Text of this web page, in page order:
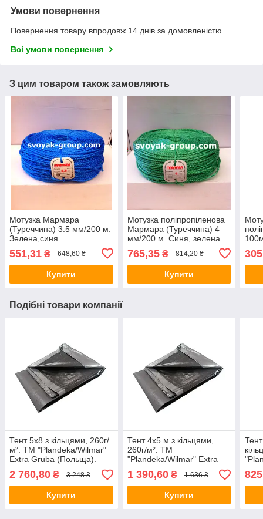
Умови повернення
Повернення товару впродовж 14 днів за домовленістю
Всі умови повернення
З цим товаром також замовляють
Мотузка Мармара
(Туреччина) 3.5 мм/200 м.
Зелена,синя.
551,31 ₴ 648,60 ₴
Купити
Мотузка поліпропіленова
Мармара (Туреччина) 4
мм/200 м. Синя, зелена.
765,35₴ 814,20 ₴
Купити
Подібні товари компанії
Тент 5х8 з кільцями, 260г/
м². ТМ "Plandeka/Wilmar"
Extra Gruba (Польща).
Колір - сіро-чорний, +/-
5%.
2 760,80 ₴ 3 248 ₴
Купити
Тент 4х5 м з кільцями,
260г/м². ТМ
"Plandeka/Wilmar" Extra
Gruba (Польща). Колір -
сіро-чорний, +/- 5%.
1 390,60₴ 1 636 ₴
Купити